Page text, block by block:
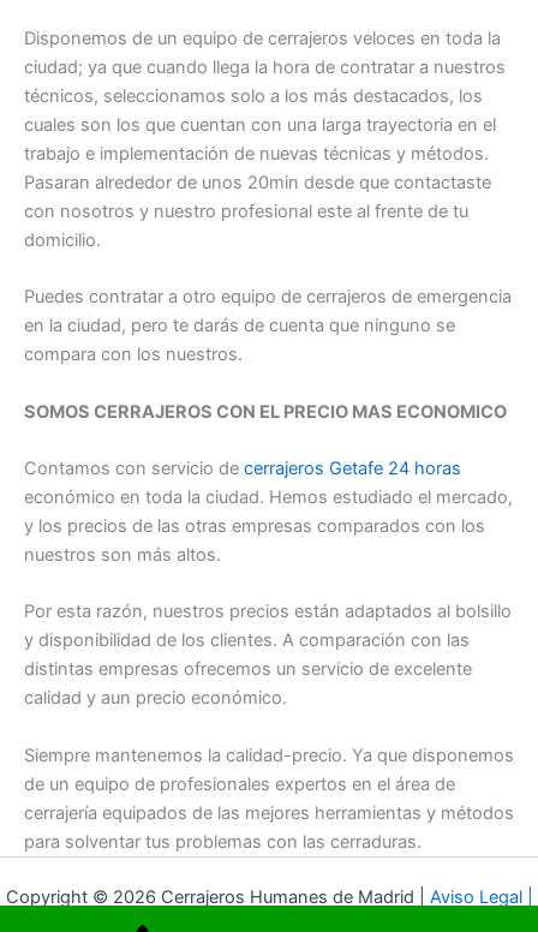
Disponemos de un equipo de cerrajeros veloces en toda la
ciudad; ya que cuando llega la hora de contratar a nuestros
técnicos, seleccionamos solo a los más destacados, los
cuales son los que cuentan con una larga trayectoria en el
trabajo e implementación de nuevas técnicas y métodos.
Pasaran alrededor de unos 20min desde que contactaste
con nosotros y nuestro profesional este al frente de tu
domicilio.
Puedes contratar a otro equipo de cerrajeros de emergencia
en la ciudad, pero te darás de cuenta que ninguno se
compara con los nuestros.
SOMOS CERRAJEROS CON EL PRECIO MAS ECONOMICO
Contamos con servicio de cerrajeros Getafe 24 horas
económico en toda la ciudad. Hemos estudiado el mercado,
y los precios de las otras empresas comparados con los
nuestros son más altos.
Por esta razón, nuestros precios están adaptados al bolsillo
y disponibilidad de los clientes. A comparación con las
distintas empresas ofrecemos un servicio de excelente
calidad y aun precio económico.
Siempre mantenemos la calidad-precio. Ya que disponemos
de un equipo de profesionales expertos en el área de
cerrajería equipados de las mejores herramientas y métodos
para solventar tus problemas con las cerraduras.
Copyright © 2026 Cerrajeros Humanes de Madrid | Aviso Legal |